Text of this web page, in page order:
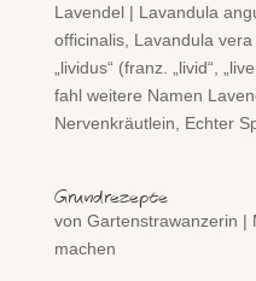
Lavendel | Lavandula
officinalis, Lavandula vera
„lividus“ (franz. „livid“,
fahl weitere Namen
Nervenkräutlein, Echter
Grundrezepte
von Gartenstrawanzerin |
machen